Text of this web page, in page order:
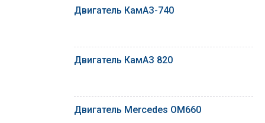
Двигатель КамАЗ-740
Двигатель КамАЗ 820
Двигатель Mercedes OM660